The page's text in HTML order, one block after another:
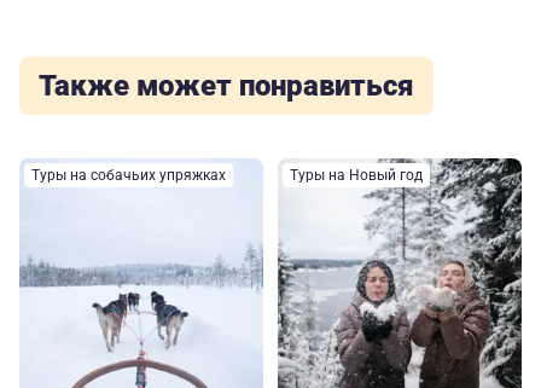
Также может понравиться
Туры на собачьих упряжках Туры на Новый год